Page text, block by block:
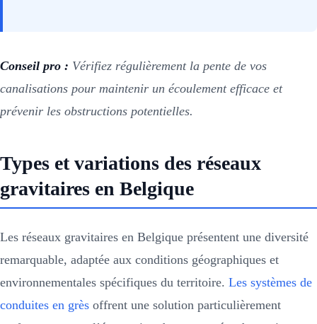
Conseil pro : Vérifiez régulièrement la pente de vos
canalisations pour maintenir un écoulement efficace et
prévenir les obstructions potentielles.
Types et variations des réseaux
gravitaires en Belgique
Les réseaux gravitaires en Belgique présentent une diversité
remarquable, adaptée aux conditions géographiques et
environnementales spécifiques du territoire. Les systèmes de
conduites en grès offrent une solution particulièrement